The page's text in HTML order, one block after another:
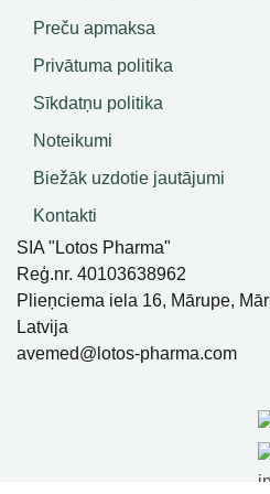
Preču apmaksa
Privātuma politika
Sīkdatņu politika
Noteikumi
Biežāk uzdotie jautājumi
Kontakti
SIA "Lotos Pharma"
Reģ.nr. 40103638962
Plieņciema iela 16, Mārupe,
Latvija
avemed@lotos-pharma.com